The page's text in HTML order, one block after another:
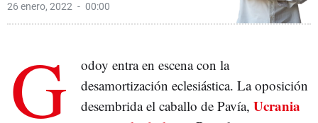
26 enero, 2022 00:00
G
odoy entra en escena con la
desamortización eclesiástica. La oposición
desembrida el caballo de Pavía, Ucrania